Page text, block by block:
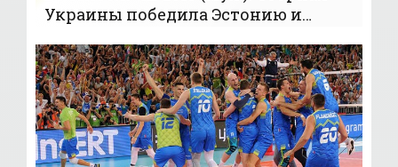
Украины победила Эстонию и
«Волейбол»